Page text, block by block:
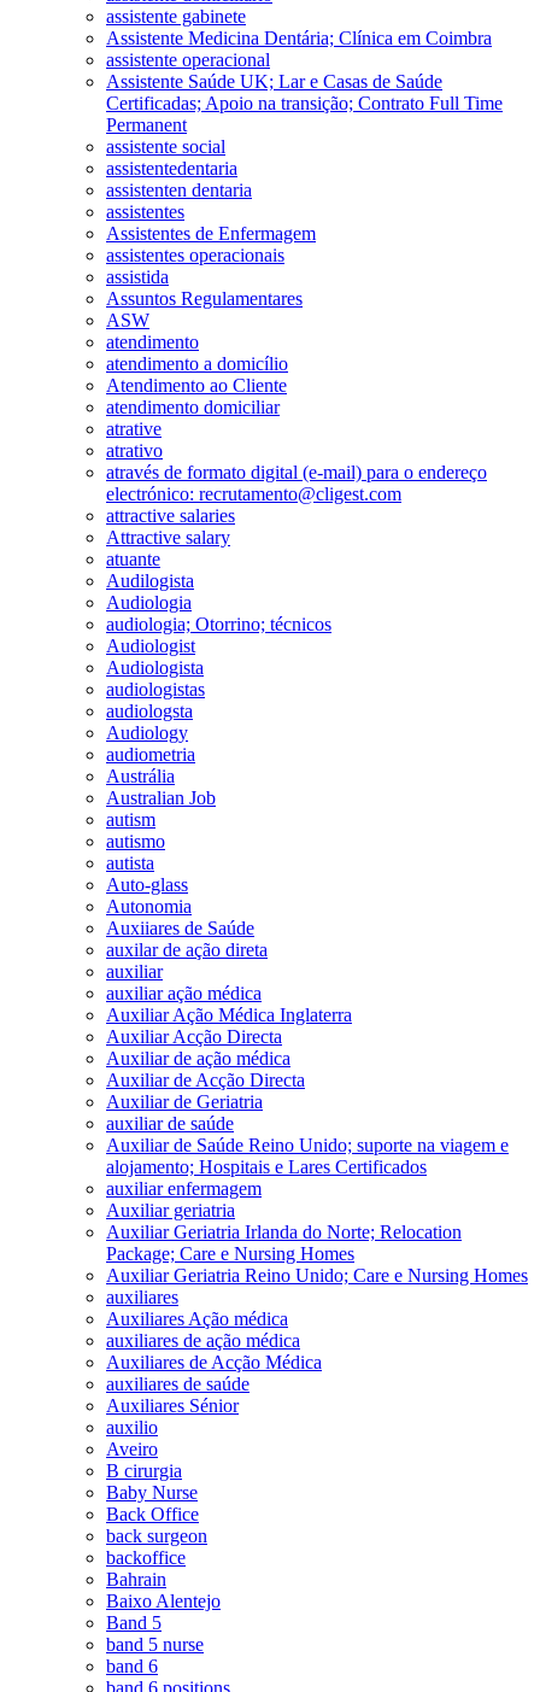
assistente gabinete
Assistente Medicina Dentária; Clínica em Coimbra
assistente operacional
Assistente Saúde UK; Lar e Casas de Saúde
Certificadas; Apoio na transição; Contrato Full Time
Permanent
assistente social
assistentedentaria
assistenten dentaria
assistentes
Assistentes de Enfermagem
assistentes operacionais
assistida
Assuntos Regulamentares
ASW
atendimento
atendimento a domicílio
Atendimento ao Cliente
atendimento domiciliar
atrative
atrativo
através de formato digital (e-mail) para o endereço
electrónico: recrutamento@cligest.com
attractive salaries
Attractive salary
atuante
Audilogista
Audiologia
audiologia; Otorrino; técnicos
Audiologist
Audiologista
audiologistas
audiologsta
Audiology
audiometria
Austrália
Australian Job
autism
autismo
autista
Auto-glass
Autonomia
Auxiiares de Saúde
auxilar de ação direta
auxiliar
auxiliar ação médica
Auxiliar Ação Médica Inglaterra
Auxiliar Acção Directa
Auxiliar de ação médica
Auxiliar de Acção Directa
Auxiliar de Geriatria
auxiliar de saúde
Auxiliar de Saúde Reino Unido; suporte na viagem e
alojamento; Hospitais e Lares Certificados
auxiliar enfermagem
Auxiliar geriatria
Auxiliar Geriatria Irlanda do Norte; Relocation
Package; Care e Nursing Homes
Auxiliar Geriatria Reino Unido; Care e Nursing Homes
auxiliares
Auxiliares Ação médica
auxiliares de ação médica
Auxiliares de Acção Médica
auxiliares de saúde
Auxiliares Sénior
auxilio
Aveiro
B cirurgia
Baby Nurse
Back Office
back surgeon
backoffice
Bahrain
Baixo Alentejo
Band 5
band 5 nurse
band 6
band 6 positions